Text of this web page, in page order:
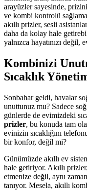
arayüzler sayesinde,
ve kombi kontrolü
akıllı prizler, sesli
daha da kolay hale
yalnızca hayatınızı değil,
Kombinizi
Sıcaklık
Sonbahar geldi, havalar
unuttunuz mu? Sadece
günlerde de evimizdeki
prizler, bu konuda tam
evinizin sıcaklığını
bir konfor, değil mi?
Günümüzde akıllı ev
hale getiriyor. Akıllı
etmenize değil, aynı
tanıyor. Mesela, akıllı